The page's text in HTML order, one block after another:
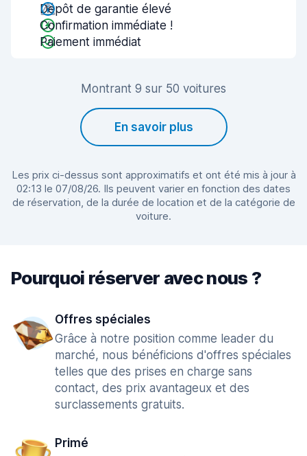
Dépôt de garantie élevé
Confirmation immédiate !
Paiement immédiat
Montrant 9 sur 50 voitures
En savoir plus
Les prix ci-dessus sont approximatifs et ont été mis à jour à
02:13 le 07/08/26. Ils peuvent varier en fonction des dates
de réservation, de la durée de location et de la catégorie de
voiture.
Pourquoi réserver avec nous ?
Offres spéciales
Grâce à notre position comme leader du
marché, nous bénéficions d'offres spéciales
telles que des prises en charge sans
contact, des prix avantageux et des
surclassements gratuits.
Primé